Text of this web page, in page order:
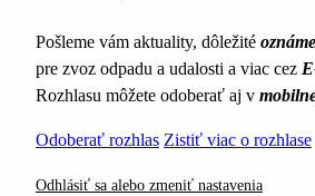
Pošleme vám aktuality, dôležité
pre zvoz odpadu a udalosti a viac cez
Rozhlasu môžete odoberať aj v
Odoberať rozhlas Zistiť viac o rozhlase
Odhlásiť sa alebo zmeniť nastavenia